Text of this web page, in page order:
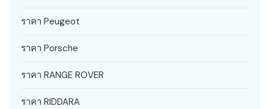
ราคา Peugeot
ราคา Porsche
ราคา RANGE ROVER
ราคา RIDDARA